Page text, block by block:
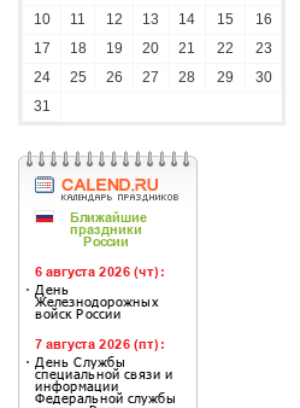
10
11 12 13 14 15
16
17
18 19 20 21 22
23
24
25 26 27 28 29
30
31